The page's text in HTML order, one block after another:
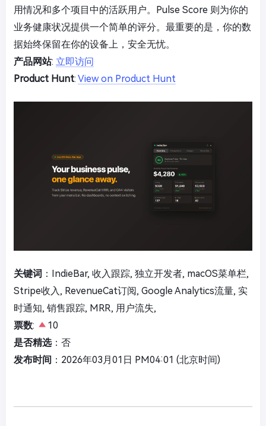
用情况和多个项目中的活跃用户。Pulse Score 则为你的
业务健康状况提供一个简单的评分。最重要的是，你的数
据始终保留在你的设备上，安全无忧。
产品网站: 立即访问
Product Hunt: View on Product Hunt
关键词 ：IndieBar, 收入跟踪, 独立开发者, macOS菜单栏,
Stripe收入, RevenueCat订阅, Google Analytics流量, 实
时通知, 销售跟踪, MRR, 用户流失,
票数:
10
是否精选：否
发布时间 ：2026年03月01日 PM04:01 (北京时间)